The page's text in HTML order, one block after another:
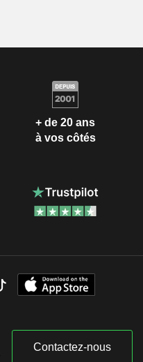
+ de 20 ans
à vos côtés
Contactez-nous